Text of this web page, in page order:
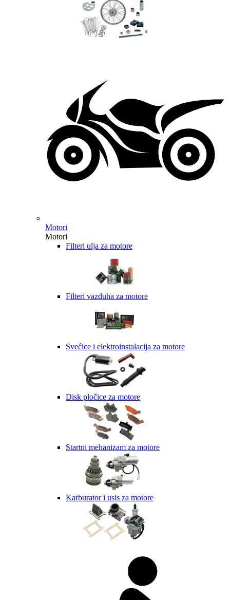
Motori
Motori
Filteri ulja za motore
Filteri vazduha za motore
Svećice i elektroinstalacija za motore
Disk pločice za motore
Startni mehanizam za motore
Karburator i usis za motore